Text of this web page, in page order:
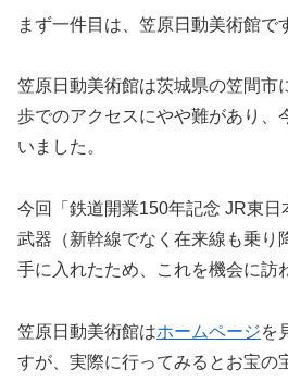
まず一件目は、笠原日動美術館で
笠原日動美術館は茨城県の笠間市
歩でのアクセスにやや難があり、
いました。
今回「鉄道開業150年記念 JR東
武器（新幹線でなく在来線も乗り
手に入れたため、これを機会に訪
笠原日動美術館はホームページを
すが、実際に行ってみるとお宝の